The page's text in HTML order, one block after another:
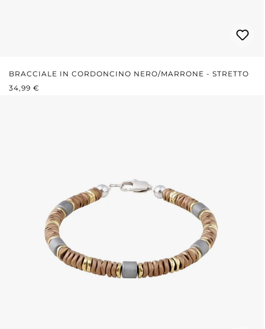
BRACCIALE IN CORDONCINO NERO/MARRONE - STRETTO
PREZZO NORMALE:
34,99 €